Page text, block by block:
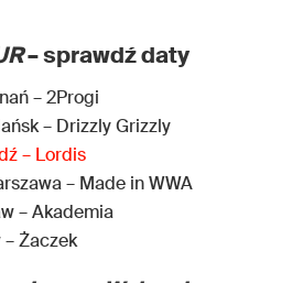
– sprawdź daty
– 2Progi
– Drizzly Grizzly
– Lordis
– Made in WWA
– Akademia
– Żaczek